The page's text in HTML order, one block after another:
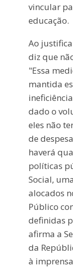
vincular
educação.
Ao
diz que
"Essa
mantida
dado o
eles não
de
haverá
políticas
Social,
alocados
Público
definidas
afirma a
da
à